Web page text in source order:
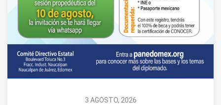
3 AGOSTO, 2026